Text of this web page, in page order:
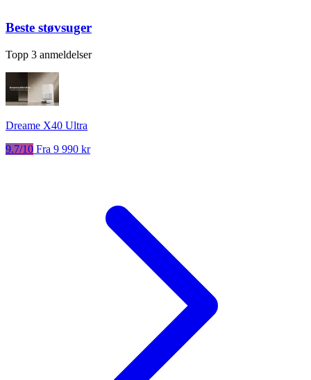
Beste støvsuger
Topp 3 anmeldelser
Dreame X40 Ultra
9.7/10 Fra 9 990 kr